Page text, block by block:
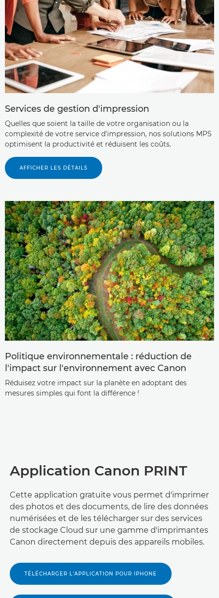
Services de gestion d'impression
Quelles que soient la taille de votre organisation ou la
complexité de votre service d'impression, nos solutions MPS
optimisent la productivité et réduisent les coûts.
AFFICHER LES DÉTAILS
Politique environnementale : réduction de
l'impact sur l'environnement avec Canon
Réduisez votre impact sur la planète en adoptant des
mesures simples qui font la différence !
Application Canon PRINT
Cette application gratuite vous permet d'imprimer
des photos et des documents, de lire des données
numérisées et de les télécharger sur des services
de stockage Cloud sur une gamme d'imprimantes
Canon directement depuis des appareils mobiles.
TÉLÉCHARGER L'APPLICATION POUR IPHONE